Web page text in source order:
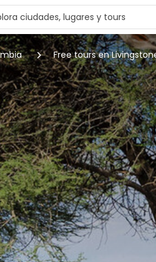
Free tours en